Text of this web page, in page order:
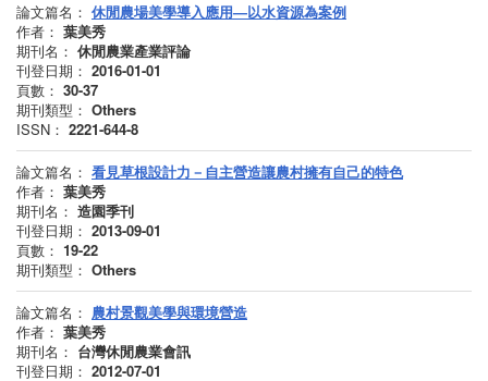
論文篇名： 休閒農場美學導入應用—以水資源為案例
作者： 葉美秀
期刊名： 休閒農業產業評論
刊登日期： 2016-01-01
頁數： 30-37
期刊類型： Others
ISSN： 2221-644-8
論文篇名： 看見草根設計力－自主營造讓農村擁有自己的特色
作者： 葉美秀
期刊名： 造園季刊
刊登日期： 2013-09-01
頁數： 19-22
期刊類型： Others
論文篇名： 農村景觀美學與環境營造
作者： 葉美秀
期刊名： 台灣休閒農業會訊
刊登日期： 2012-07-01